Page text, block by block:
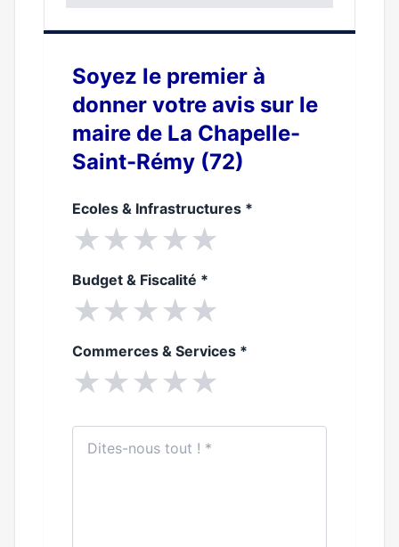
Soyez le premier à
donner votre avis sur le
maire de La Chapelle-
Saint-Rémy (72)
Ecoles & Infrastructures *
★★★★★
Budget & Fiscalité *
★★★★★
Commerces & Services *
★★★★★